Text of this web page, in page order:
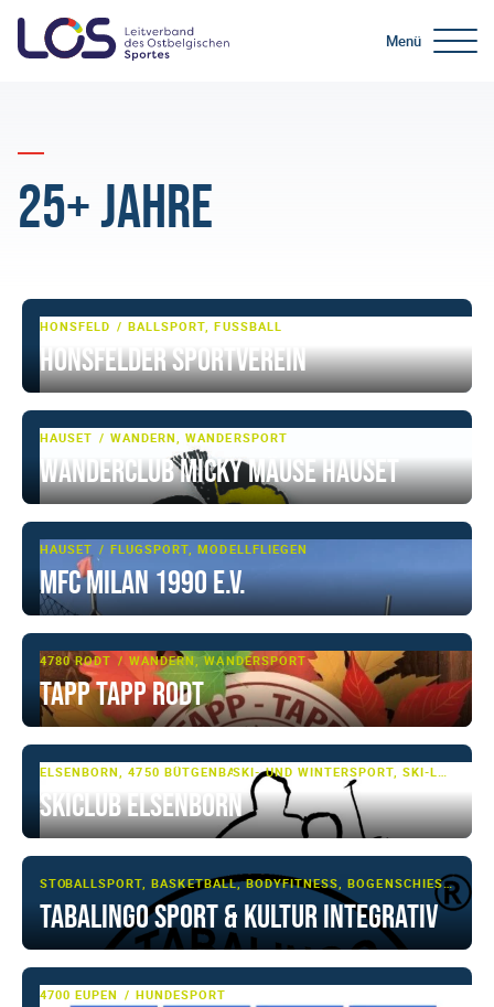
Menü
25+ Jahre
HONSFELD BALLSPORT, FUSSBALL
Honsfelder Sportverein
HAUSET WANDERN, WANDERSPORT
Wanderclub Micky Mäuse Hauset
HAUSET FLUGSPORT, MODELLFLIEGEN
MFC Milan 1990 e.V.
4780 RODT WANDERN, WANDERSPORT
Tapp Tapp Rodt
ELSENBORN, 4750 BÜTGENBACH
Skiclub Elsenborn
STOLBERG BALLSPORT, BASKETBALL, BODYFITNESS, BOGENSCHIESSEN, FITNESS, FUSSBALL, KAMPFSPORT/-KUNST, KRAFTTRAINING, MULTI-SPORT, RÜCKSCHLAGSPIEL, SCHIESSSPORT, SHOWTANZ, TAEKWONDO, TANZSPORT, TISCHTENNIS, ZIRKELTRAINING
TABALiNGO Sport & Kultur integrativ
4700 EUPEN HUNDESPORT